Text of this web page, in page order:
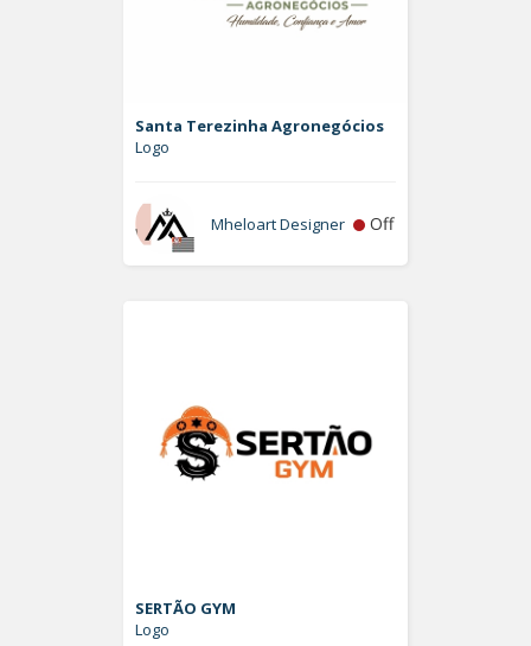
Santa Terezinha Agronegócios
Logo
Mheloart Designer Off
SERTÃO GYM
Logo